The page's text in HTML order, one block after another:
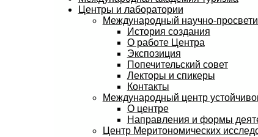
Центры и лаборатории
Международный научно-
История создания
О работе Центра
Экспозиция
Попечительский совет
Лекторы и спикеры
Контакты
Международный центр
О центре
Направления и формы
Центр Меритономических